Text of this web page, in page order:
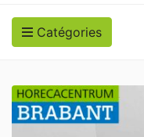
Catégories